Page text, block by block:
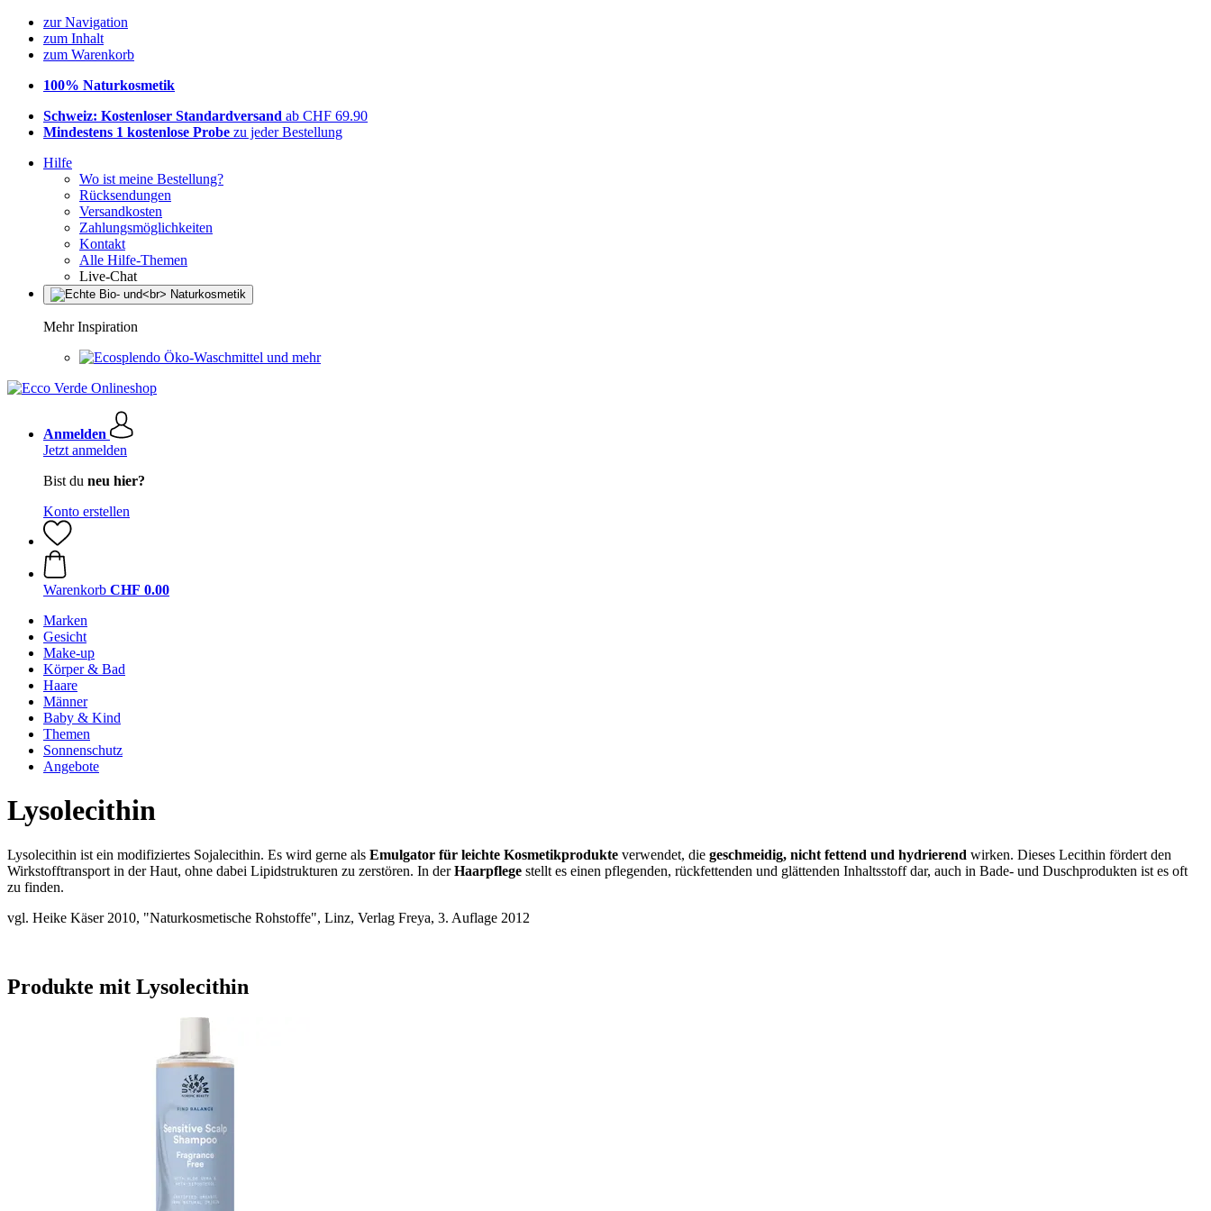
zur Navigation
zum Inhalt
zum Warenkorb
100% Naturkosmetik
Schweiz: Kostenloser Standardversand ab CHF 69.90
Mindestens 1 kostenlose Probe zu jeder Bestellung
Hilfe
Wo ist meine Bestellung?
Rücksendungen
Versandkosten
Zahlungsmöglichkeiten
Kontakt
Alle Hilfe-Themen
Live-Chat
Mehr Inspiration
Öko-Waschmittel und mehr
Anmelden
Jetzt anmelden
Bist du neu hier?
Konto erstellen
Warenkorb CHF 0.00
Marken
Gesicht
Make-up
Körper & Bad
Haare
Männer
Baby & Kind
Themen
Sonnenschutz
Angebote
Lysolecithin
Lysolecithin ist ein modifiziertes Sojalecithin. Es wird gerne als Emulgator für leichte Kosmetikprodukte verwendet, die geschmeidig, nicht fettend und hydrierend wirken. Dieses Lecithin fördert den
Wirkstofftransport in der Haut, ohne dabei Lipidstrukturen zu zerstören. In derHaarpflege stellt es einen pflegenden, rückfettenden und glättenden Inhaltsstoff dar, auch in Bade- und Duschprodukten ist es oft
zu finden.
vgl. Heike Käser 2010, "Naturkosmetische Rohstoffe", Linz, Verlag Freya, 3. Auflage 2012
Produkte mit Lysolecithin